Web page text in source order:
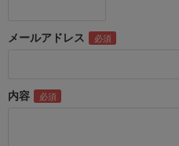
メールアドレス
内容